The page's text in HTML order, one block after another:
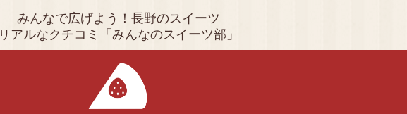
みんなで広げよう！長野のスイーツ
リアルなクチコミ「みんなのスイーツ部」